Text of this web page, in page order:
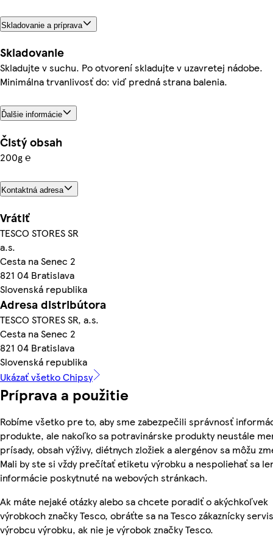
Skladovanie a príprava
Skladovanie
Skladujte v suchu. Po otvorení skladujte v uzavretej nádobe.
Minimálna trvanlivosť do: viď predná strana balenia.
Ďalšie informácie
Čistý obsah
200g ℮
Kontaktná adresa
Vrátiť
TESCO STORES SR
a.s.
Cesta na Senec 2
821 04 Bratislava
Slovenská republika
Adresa distribútora
TESCO STORES SR, a.s.
Cesta na Senec 2
821 04 Bratislava
Slovenská republika
Ukázať všetko Chipsy
Príprava a použitie
Robíme všetko pre to, aby sme zabezpečili správnosť
produkte, ale nakoľko sa potravinárske produkty neustále
prísady, obsah výživy, diétnych zložiek a alergénov sa môžu
Mali by ste si vždy prečítať etiketu výrobku a nespoliehať sa
informácie poskytnuté na webových stránkach.
Ak máte nejaké otázky alebo sa chcete poradiť o akýchkoľvek
výrobkoch značky Tesco, obráťte sa na Tesco zákaznícky
výrobcu výrobku, ak nie je výrobok značky Tesco.